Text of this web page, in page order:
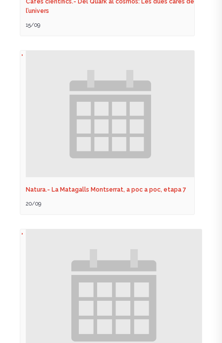
Cafès científics.- Del Quark al cosmos: Les dues cares de
l’univers
15/09
Natura.- La Matagalls Montserrat, a poc a poc, etapa 7
20/09